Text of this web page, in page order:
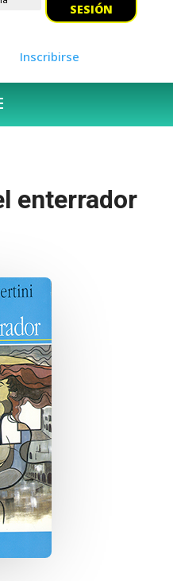
SESIÓN
Inscribirse
enterrador